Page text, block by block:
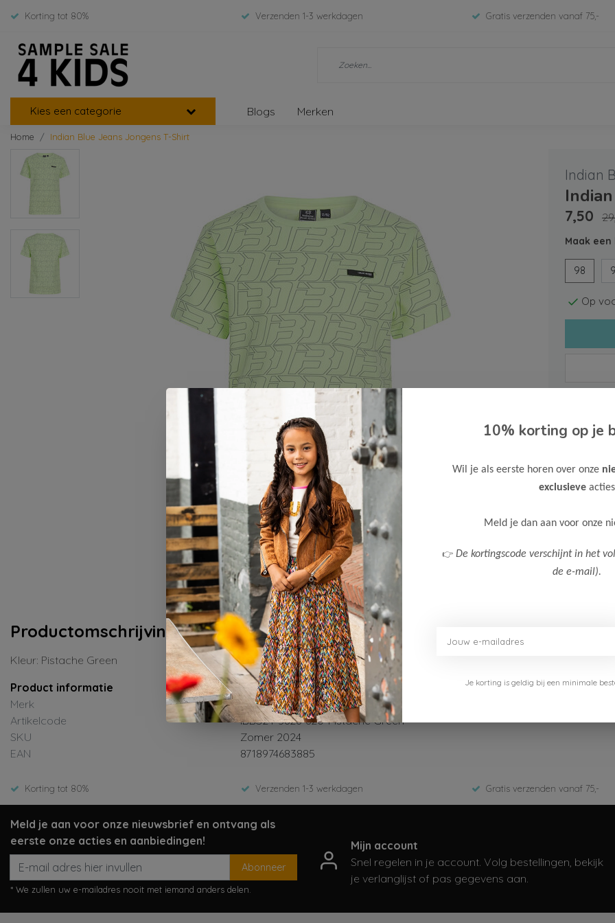
Korting tot 80% Verzenden 1-3 werkdagen Gratis verzenden vanaf 75,-
Kies een categorie Blogs Merken
Home Indian Blue Jeans Jongens T-Shirt
Indian
7,50
Maak een
98
Op
Gratis
Meer
Productomschrijving
Kleur: Pistache Green
Product informatie
Merk
Indian Blue Jeans
Artikelcode
IBBS24-3626-620-Pistache Green
SKU
Zomer 2024
EAN
8718974683885
Korting tot 80% Verzenden 1-3 werkdagen Gratis verzenden vanaf 75,-
Meld je aan voor onze nieuwsbrief en ontvang als
eerste onze acties en aanbiedingen!
Abonneer
* We zullen uw e-mailadres nooit met iemand anders delen.
Mijn account
Snel regelen in je account. Volg bestellingen, bekijk
je verlanglijst of pas gegevens aan.
10% korting op je
Wil je als eerste horen over onze
exclusieve
Meld je dan aan voor onze
👉 De kortingscode verschijnt in het
de e-mail).
Je korting is geldig bij een minimale